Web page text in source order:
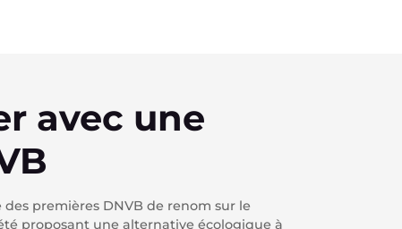
avec une
premières DNVB de renom sur le
proposant une alternative écologique à